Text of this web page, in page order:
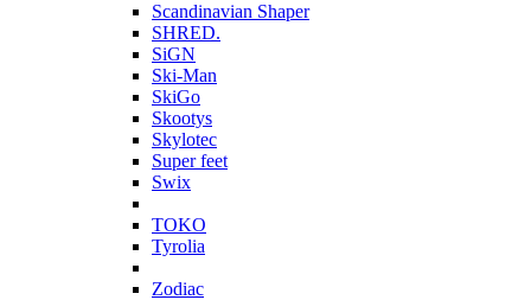
Scandinavian Shaper
SHRED.
SiGN
Ski-Man
SkiGo
Skootys
Skylotec
Super feet
Swix
TOKO
Tyrolia
Zodiac